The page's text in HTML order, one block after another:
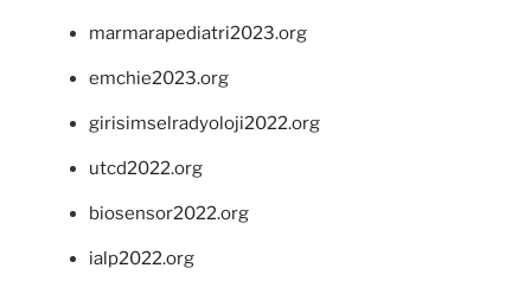
marmarapediatri2023.org
emchie2023.org
girisimselradyoloji2022.org
utcd2022.org
biosensor2022.org
ialp2022.org